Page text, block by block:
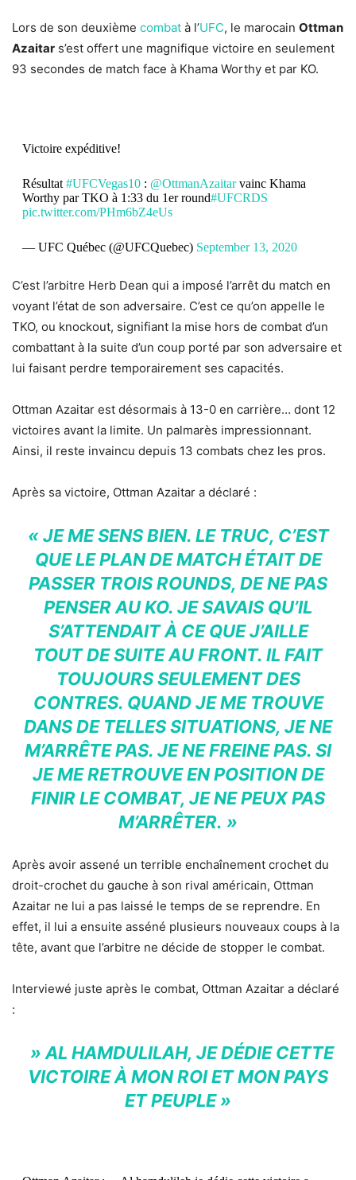
Lors de son deuxième combat à l’UFC, le marocain Ottman
Azaitar s’est offert une magnifique victoire en seulement
93 secondes de match face à Khama Worthy et par KO.
Victoire expéditive!
Résultat #UFCVegas10: @OttmanAzaitarvainc Khama
Worthy par TKO à 1:33 du 1er round#UFCRDS
pic.twitter.com/PHm6bZ4eUs
— UFC Québec (@UFCQuebec) September 13, 2020
C’est l’arbitre Herb Dean qui a imposé l’arrêt du match en
voyant l’état de son adversaire. C’est ce qu’on appelle le
TKO, ou knockout, signifiant la mise hors de combat d’un
combattant à la suite d’un coup porté par son adversaire et
lui faisant perdre temporairement ses capacités.
Ottman Azaitar est désormais à 13-0 en carrière… dont 12
victoires avant la limite. Un palmarès impressionnant.
Ainsi, il reste invaincu depuis 13 combats chez les pros.
Après sa victoire, Ottman Azaitar a déclaré :
« JE ME SENS BIEN. LE TRUC, C’EST
QUE LE PLAN DE MATCH ÉTAIT DE
PASSER TROIS ROUNDS, DE NE PAS
PENSER AU KO. JE SAVAIS QU’IL
S’ATTENDAIT À CE QUE J’AILLE
TOUT DE SUITE AU FRONT. IL FAIT
TOUJOURS SEULEMENT DES
CONTRES. QUAND JE ME TROUVE
DANS DE TELLES SITUATIONS, JE NE
M’ARRÊTE PAS. JE NE FREINE PAS. SI
JE ME RETROUVE EN POSITION DE
FINIR LE COMBAT, JE NE PEUX PAS
M’ARRÊTER. »
Après avoir assené un terrible enchaînement crochet du
droit-crochet du gauche à son rival américain, Ottman
Azaitar ne lui a pas laissé le temps de se reprendre. En
effet, il lui a ensuite asséné plusieurs nouveaux coups à la
tête, avant que l’arbitre ne décide de stopper le combat.
Interviewé juste après le combat, Ottman Azaitar a déclaré
:
» AL HAMDULILAH, JE DÉDIE CETTE
VICTOIRE À MON ROI ET MON PAYS
ET PEUPLE »